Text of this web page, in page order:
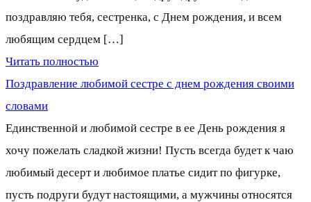
поздравляю тебя, сестренка, с Днем рождения, и всем
любящим сердцем […]
Читать полностью
Поздравление любимой сестре с днем рождения своими
словами
Единственной и любимой сестре в ее День рождения я
хочу пожелать сладкой жизни! Пусть всегда будет к чаю
любимый десерт и любимое платье сидит по фигурке,
пусть подруги будут настоящими, а мужчины относятся